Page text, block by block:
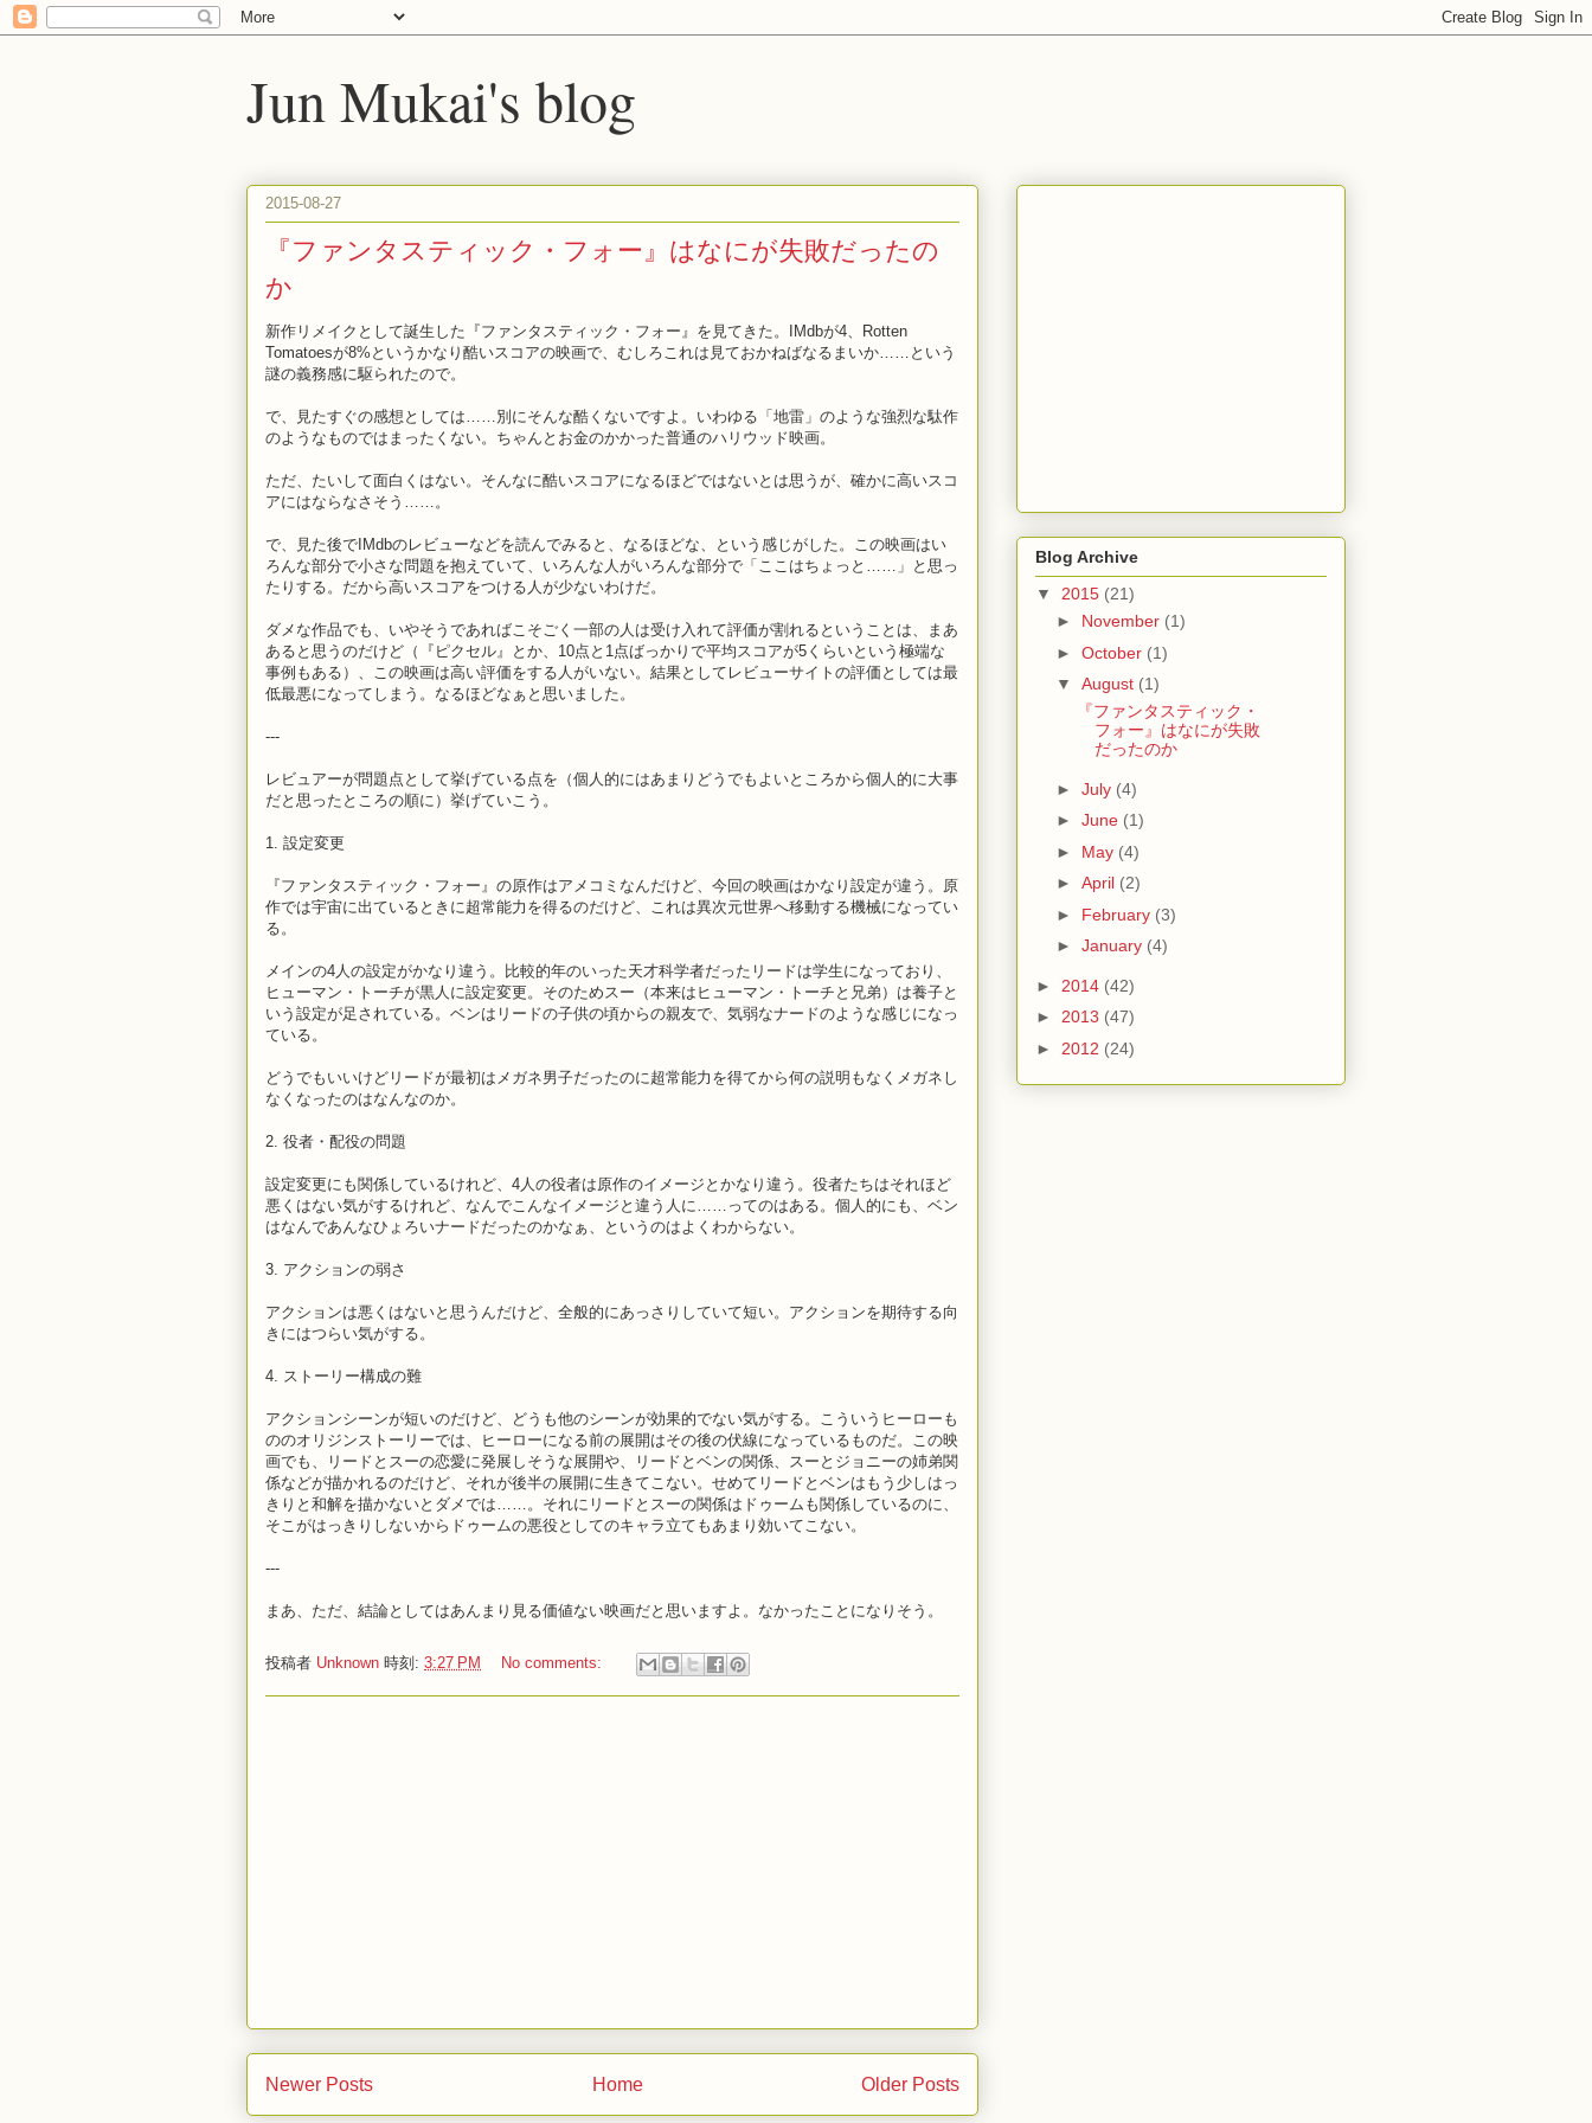
Jun Mukai's blog
2015-08-27
『ファンタスティック・フォー』はなにが失敗だったの
か
新作リメイクとして誕生した『ファンタスティック・フォー』を見てきた。IMdbが4、Rotten
Tomatoesが8%というかなり酷いスコアの映画で、むしろこれは見ておかねばなるまいか……という
謎の義務感に駆られたので。
で、見たすぐの感想としては……別にそんな酷くないですよ。いわゆる「地雷」のような強烈な駄作
のようなものではまったくない。ちゃんとお金のかかった普通のハリウッド映画。
ただ、たいして面白くはない。そんなに酷いスコアになるほどではないとは思うが、確かに高いスコ
アにはならなさそう……。
で、見た後でIMdbのレビューなどを読んでみると、なるほどな、という感じがした。この映画はい
ろんな部分で小さな問題を抱えていて、いろんな人がいろんな部分で「ここはちょっと……」と思っ
たりする。だから高いスコアをつける人が少ないわけだ。
ダメな作品でも、いやそうであればこそごく一部の人は受け入れて評価が割れるということは、まあ
あると思うのだけど（『ピクセル』とか、10点と1点ばっかりで平均スコアが5くらいという極端な
事例もある）、この映画は高い評価をする人がいない。結果としてレビューサイトの評価としては最
低最悪になってしまう。なるほどなぁと思いました。
---
レビュアーが問題点として挙げている点を（個人的にはあまりどうでもよいところから個人的に大事
だと思ったところの順に）挙げていこう。
1. 設定変更
『ファンタスティック・フォー』の原作はアメコミなんだけど、今回の映画はかなり設定が違う。原
作では宇宙に出ているときに超常能力を得るのだけど、これは異次元世界へ移動する機械になってい
る。
メインの4人の設定がかなり違う。比較的年のいった天才科学者だったリードは学生になっており、
ヒューマン・トーチが黒人に設定変更。そのためスー（本来はヒューマン・トーチと兄弟）は養子と
いう設定が足されている。ベンはリードの子供の頃からの親友で、気弱なナードのような感じになっ
ている。
どうでもいいけどリードが最初はメガネ男子だったのに超常能力を得てから何の説明もなくメガネし
なくなったのはなんなのか。
2. 役者・配役の問題
設定変更にも関係しているけれど、4人の役者は原作のイメージとかなり違う。役者たちはそれほど
悪くはない気がするけれど、なんでこんなイメージと違う人に……ってのはある。個人的にも、ベン
はなんであんなひょろいナードだったのかなぁ、というのはよくわからない。
3. アクションの弱さ
アクションは悪くはないと思うんだけど、全般的にあっさりしていて短い。アクションを期待する向
きにはつらい気がする。
4. ストーリー構成の難
アクションシーンが短いのだけど、どうも他のシーンが効果的でない気がする。こういうヒーローも
ののオリジンストーリーでは、ヒーローになる前の展開はその後の伏線になっているものだ。この映
画でも、リードとスーの恋愛に発展しそうな展開や、リードとベンの関係、スーとジョニーの姉弟関
係などが描かれるのだけど、それが後半の展開に生きてこない。せめてリードとベンはもう少しはっ
きりと和解を描かないとダメでは……。それにリードとスーの関係はドゥームも関係しているのに、
そこがはっきりしないからドゥームの悪役としてのキャラ立てもあまり効いてこない。
---
まあ、ただ、結論としてはあんまり見る価値ない映画だと思いますよ。なかったことになりそう。
投稿者 Unknown 時刻: 3:27 PM No comments:
Newer Posts Older Posts
Home
Blog Archive
▼ 2015 (21)
► November (1)
► October (1)
▼ August (1)
『ファンタスティック・
フォー』はなにが失敗
だったのか
► July (4)
► June (1)
► May (4)
► April (2)
► February (3)
► January (4)
► 2014 (42)
► 2013 (47)
► 2012 (24)